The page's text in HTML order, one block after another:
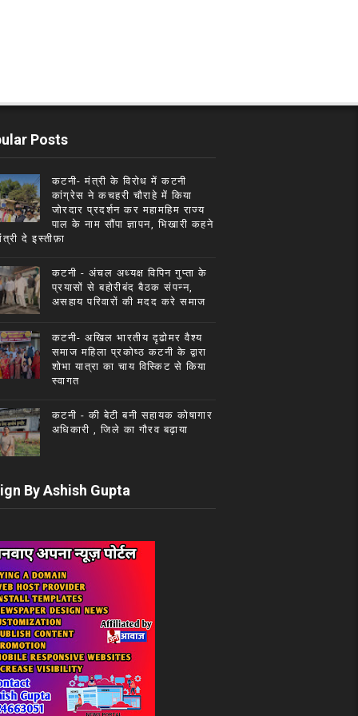
Posts
कटनी- मंत्री के विरोध में कटनी
कांग्रेस ने कचहरी चौराहे में किया
जोरदार प्रदर्शन कर महामहिम राज्य
पाल के नाम सौंपा ज्ञापन, भिखारी कहने
दे इस्तीफ़ा
कटनी - अंचल अध्यक्ष विपिन गुप्ता के
प्रयासों से बहोरीबंद बैठक संपन्न,
असहाय परिवारों की मदद करे समाज
कटनी- अखिल भारतीय दृढोमर वैश्य
समाज महिला प्रकोष्ठ कटनी के द्वारा
शोभा यात्रा का चाय विस्किट से किया
स्वागत
कटनी - की बेटी बनी सहायक कोषागार
अधिकारी , जिले का गौरव बढ़ाया
By Ashish Gupta